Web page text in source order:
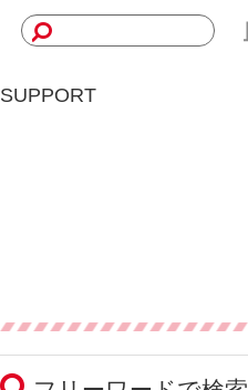
SUPPORT